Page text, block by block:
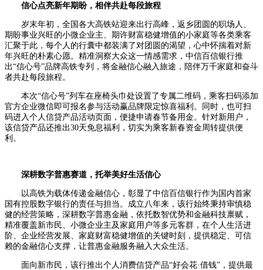
信心点亮新年期盼，相伴共赴每段旅程
岁末年初，全国各大高铁站迎来出行高峰，返乡团圆的职场人、
期盼事业兴旺的小微企业主、期许财富稳健增值的小家庭等各类乘客
汇聚于此，每个人的行囊中都装满了对团圆的渴望，心中怀揣着对新
年兴旺的朴素心愿。精准洞察大众这一情感需求，中信百信银行推
出“信心号”品牌高铁专列，将金融信心融入旅途，陪伴万千家庭和奋斗
者共赴每段旅程。
本次“信心号”列车在座椅头巾处设置了专属二维码，乘客扫码添加
官方企业微信即可报名参与活动赢品牌限定惊喜福利。同时，也可扫
码进入个人信贷产品活动页面，便捷申请春节备用金。针对新用户，
该信贷产品还推出30天免息福利，切实为乘客新春资金周转提供便
利。
深耕数字普惠赛道， 托举美好生活信心
以高铁为载体传递金融信心，彰显了中信百信银行作为国内首家
国有控股数字银行的责任与担当。成立八年来，该行始终秉持审慎稳
健的经营策略，深耕数字普惠金融，依托数智优势和金融科技禀赋，
精准覆盖新市民、小微企业主及家庭用户等多元客群，在个人生活进
阶、企业经营发展、家庭财富稳健增值的关键时刻，提供稳定、可信
赖的金融信心支撑，让普惠金融服务融入大众生活。
面向新市民，该行推出个人消费信贷产品“好会花·借钱”，提供最